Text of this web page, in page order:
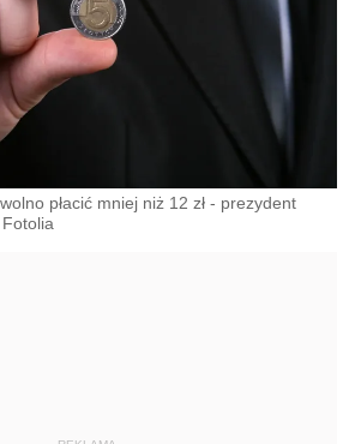
płacić mniej niż 12 zł - prezydent
Fotolia